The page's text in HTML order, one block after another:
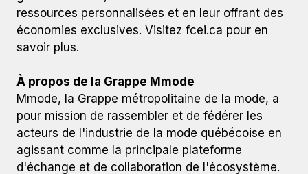
ressources personnalisées et en leur offrant des
économies exclusives. Visitez fcei.ca pour en
savoir plus.
À propos de la Grappe Mmode
Mmode, la Grappe métropolitaine de la mode, a
pour mission de rassembler et de fédérer les
acteurs de l'industrie de la mode québécoise en
agissant comme la principale plateforme
d'échange et de collaboration de l'écosystème.